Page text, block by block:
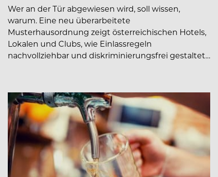
Wer an der Tür abgewiesen wird, soll wissen,
warum. Eine neu überarbeitete
Musterhausordnung zeigt österreichischen Hotels,
Lokalen und Clubs, wie Einlassregeln
nachvollziehbar und diskriminierungsfrei gestaltet…